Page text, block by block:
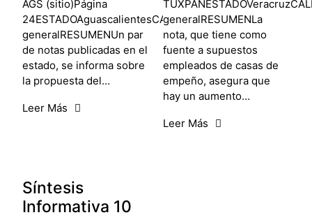
AGS (sitio)Página
24ESTADOAguascalientesCALIFICACIÓNNegativa
generalRESUMENUn par
de notas publicadas en el
estado, se informa sobre
la propuesta del…
Leer Más
generalRESUMENLa
nota, que tiene como
fuente a supuestos
empleados de casas de
empeño, asegura que
hay un aumento…
Leer Más
Síntesis
Informativa 10